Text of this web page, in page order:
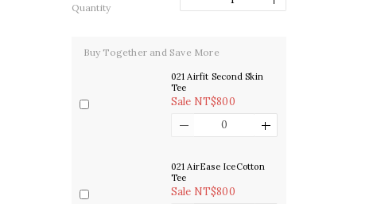
Quantity
Buy Together and Save More
021 Airfit Second Skin
Tee
Sale NT$800
021 AirEase IceCotton
Tee
Sale NT$800